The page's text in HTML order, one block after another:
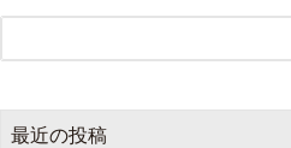
最近の投稿